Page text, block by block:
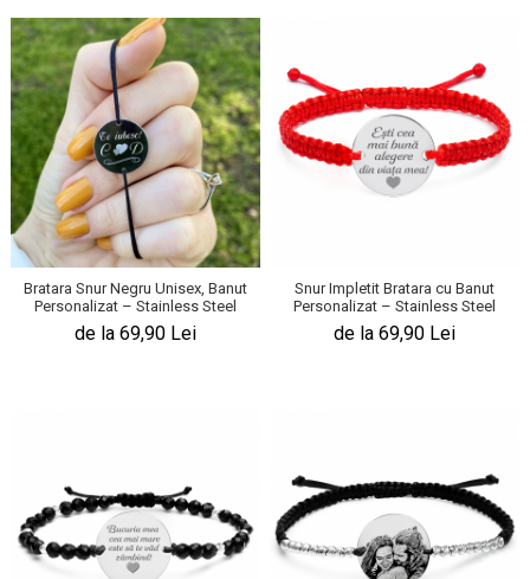
Bratara Snur Negru Unisex, Banut
Personalizat – Stainless Steel
de la 69,90 Lei
Snur Impletit Bratara cu Banut
Personalizat – Stainless Steel
de la 69,90 Lei